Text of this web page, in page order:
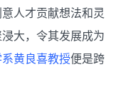
人才贡献想法和灵
大，令其发展成为
黄良喜教授便是跨